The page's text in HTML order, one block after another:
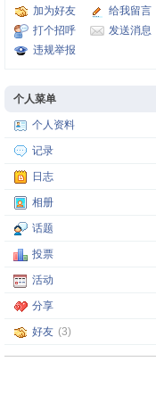
加为好友
给我留言
打个招呼
发送消息
违规举报
个人菜单
个人资料
记录
日志
相册
话题
投票
活动
分享
好友 (3)